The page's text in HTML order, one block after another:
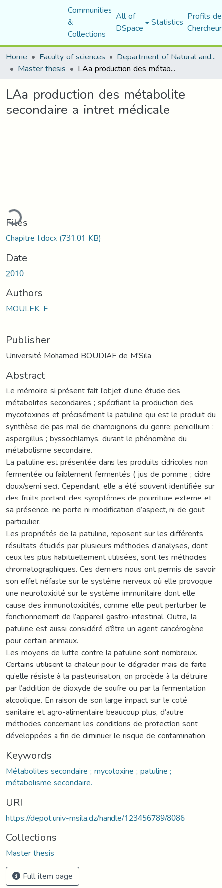
Communities
&
Collections
All of
DSpace Statistics Profils
Home
Faculty of sciences Department of Natural and Life Sciences
Master thesis LAa production des métabolite secondaire a intret médicale
LAa production des métabolite
secondaire a intret médicale
Files
Chapitre I.docx(731.01 KB)
Date
2010
Authors
MOULEK, F
Publisher
Université Mohamed BOUDIAF de M'Sila
Abstract
Le mémoire si présent fait l’objet d’une étude des
métabolites secondaires ; spécifiant la production des
mycotoxines et précisément la patuline qui est le produit du
synthèse de pas mal de champignons du genre: penicillium ;
aspergillus ; byssochlamys, durant le phénomène du
métabolisme secondaire.
La patuline est présentée dans les produits cidricoles non
fermentée ou faiblement fermentés ( jus de pomme ; cidre
doux/semi sec). Cependant, elle a été souvent identifiée sur
des fruits portant des symptômes de pourriture externe et
sa présence, ne porte ni modification d’aspect, ni de gout
particulier.
Les propriétés de la patuline, reposent sur les différents
résultats étudiés par plusieurs méthodes d’analyses, dont
ceux les plus habituellement utilisées, sont les méthodes
chromatographiques. Ces derniers nous ont permis de savoir
son effet néfaste sur le systéme nerveux où elle provoque
une neurotoxicité sur le système immunitaire dont elle
cause des immunotoxicités, comme elle peut perturber le
fonctionnement de l’appareil gastro-intestinal. Outre, la
patuline est aussi considéré d’être un agent cancérogène
pour certain animaux.
Les moyens de lutte contre la patuline sont nombreux.
Certains utilisent la chaleur pour le dégrader mais de faite
qu’elle résiste à la pasteurisation, on procède à la détruire
par l’addition de dioxyde de soufre ou par la fermentation
alcoolique. En raison de son large impact sur le coté
sanitaire et agro-alimentaire beaucoup plus, d’autre
méthodes concernant les conditions de protection sont
développées a fin de diminuer le risque de contamination
Keywords
Métabolites secondaire ; mycotoxine ; patuline ;
métabolisme secondaire.
URI
https://depot.univ-msila.dz/handle/123456789/8086
Collections
Master thesis
Full item page